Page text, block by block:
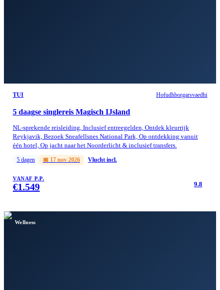
TUI Hofudhborgarsvaedhi
5 daagse singlereis Magisch IJsland
NL-sprekende reisleiding, Inclusief entreegelden, Ontdek kleurrijk
Reykjavik, Bezoek Sneafellsnes National Park, Op ontdekking vanuit
één hotel, Op jacht naar het Noorderlicht & inclusief transfers.
5 dagen 📅 17 nov 2026 Vlucht incl.
VANAF P.P.
€1.549 9.8
Wellness